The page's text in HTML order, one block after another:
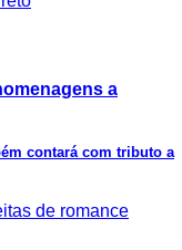
a
contará com tributo a